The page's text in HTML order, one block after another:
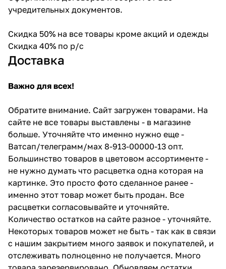
учредительных документов.
Скидка 50% на все товары кроме акций и одежды
Скидка 40% по р/с
Доставка
Важно для всех!
Обратите внимание. Сайт загружен товарами. На
сайте не все товары выставлены - в магазине
больше. Уточняйте что именно нужно еще -
Ватсап/телеграмм/мах 8-913-00000-13 опт.
Большинство товаров в цветовом ассортименте -
не нужно думать что расцветка одна которая на
картинке. Это просто фото сделанное ранее -
именно этот товар может быть продан. Все
расцветки согласовывайте и уточняйте.
Количество остатков на сайте разное - уточняйте.
Некоторых товаров может не быть - так как в связи
с нашим закрытием много заявок и покупателей, и
отслеживать полноценно не получается. Много